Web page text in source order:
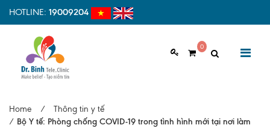
HOTLINE: 19009204
0
Giới thiệu chung
Home /
Thông tin y tế
/ Bộ Y tế: Phòng chống COVID-19 trong tình hình mới tại nơi làm